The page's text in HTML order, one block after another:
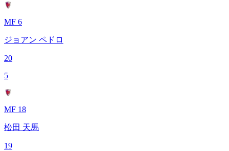
MF 6
ジョアン ペドロ
20
5
MF 18
松田 天馬
19